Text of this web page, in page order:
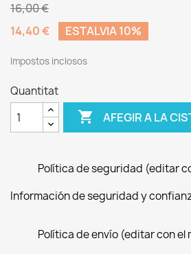
16,00 €
14,40 €
ESTALVIA 10%
Impostos inclosos
Quantitat
 AFEGIR A LA
Política de seguridad (editar
Información de seguridad y
Política de envío (editar con el